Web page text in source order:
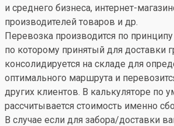
и среднего бизнеса, интернет-
производителей товаров и др.
Перевозка производится по принципу
по которому принятый для доставки
консолидируется на складе для
оптимального маршрута и
других клиентов. В калькуляторе по
рассчитывается стоимость именно
В случае если для забора/доставки